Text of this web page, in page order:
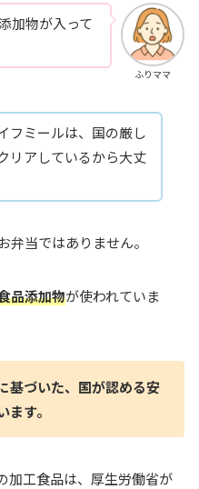
ふりママ
加物が入って
フミールは、国の厳し
リアしているから大丈
弁当ではありません。
品添加物が使われていま
基づいた、国が認める安
す。
加工食品は、厚生労働省が